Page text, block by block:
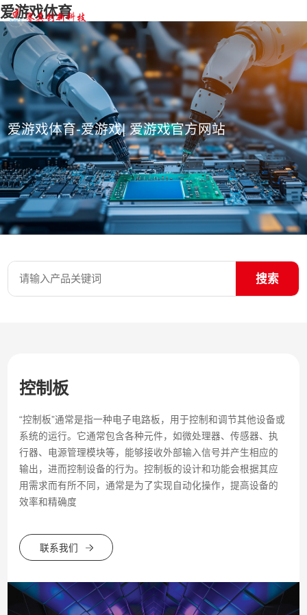
爱游戏体育
爱游戏体育-爱游戏| 爱游戏官方网站
搜索
控制板
“控制板”通常是指一种电子电路板，用于控制和调节其他设备或
系统的运行。它通常包含各种元件，如微处理器、传感器、执
行器、电源管理模块等，能够接收外部输入信号并产生相应的
输出，进而控制设备的行为。控制板的设计和功能会根据其应
用需求而有所不同，通常是为了实现自动化操作，提高设备的
效率和精确度
联系我们